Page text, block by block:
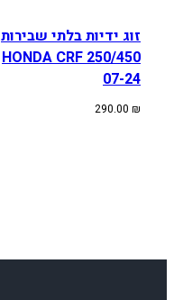
זוג ידיות בלתי שבירות
HONDA CRF 250/450
07-24
290.00 ₪